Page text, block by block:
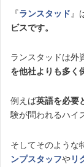
『ランスタッド 』
ビスです。
ランスタッドは外
を他社よりも多く
例えば英語を必要
験が問われるハイ
そしてそのような
ンプスタッフやリ